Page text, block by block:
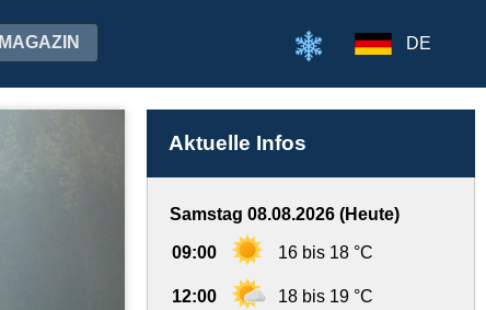
MAGAZIN DE
Aktuelle Infos
Samstag 08.08.2026 (Heute)
09:00 16 bis 18 °C
12:00 18 bis 19 °C